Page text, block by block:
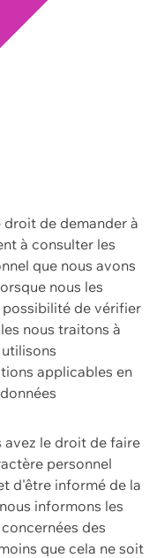
de demander à
à consulter les
que nous avons
nous les
possibilité de vérifier
nous traitons à
applicables en
le droit de faire
personnel
d'être informé de la
informons les
des
que cela ne soit